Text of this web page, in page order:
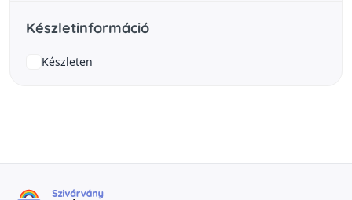
Készletinformáció
Készleten